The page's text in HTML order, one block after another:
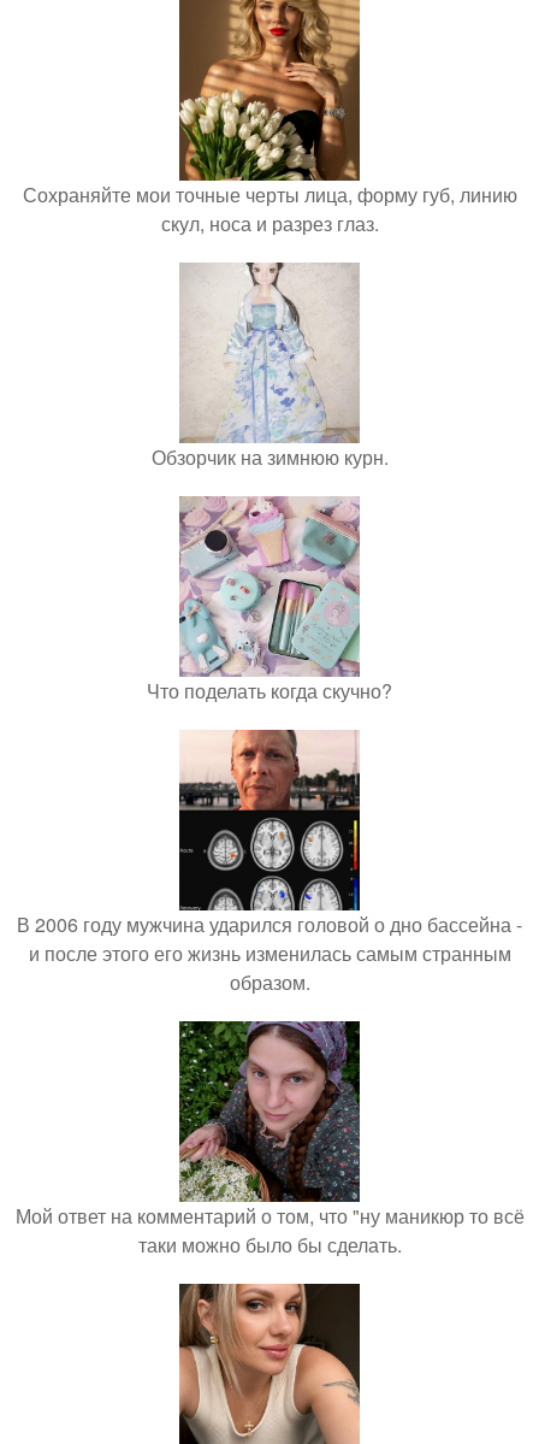
Сохраняйте мои точные черты лица, форму губ, линию
скул, носа и разрез глаз.
Обзорчик на зимнюю курн.
Что поделать когда скучно?
В 2006 году мужчина ударился головой о дно бассейна -
и после этого его жизнь изменилась самым странным
образом.
Мой ответ на комментарий о том, что "ну маникюр то всё
таки можно было бы сделать.